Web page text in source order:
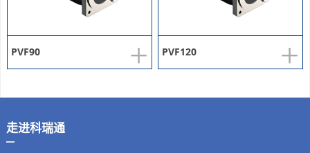
+
PVF90 +
PVF120
走进科瑞通